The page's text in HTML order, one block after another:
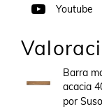
Youtube
Barra
acacia
por Suso